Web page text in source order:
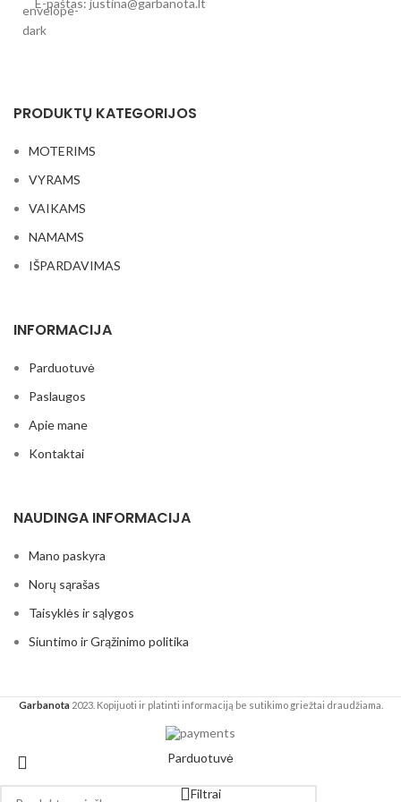
PRODUKTŲ KATEGORIJOS
MOTERIMS
VYRAMS
VAIKAMS
NAMAMS
IŠPARDAVIMAS
INFORMACIJA
Parduotuvė
Paslaugos
Apie mane
Kontaktai
NAUDINGA INFORMACIJA
Mano paskyra
Norų sąrašas
Taisyklės ir sąlygos
Siuntimo ir Grąžinimo politika
Garbanota 2023. Kopijuoti ir platinti informaciją be sutikimo griežtai draudžiama.
Parduotuvė
Filtrai